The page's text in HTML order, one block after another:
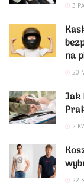
3
na
20
Jak
2
22